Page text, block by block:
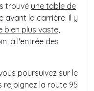
trouvé une table de
avant la carrière. Il y
bien plus vaste,
à l'entrée des
poursuivez sur le
rejoignez la route 95